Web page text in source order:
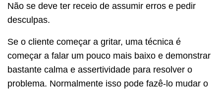
Não se deve ter receio de assumir erros e pedir
desculpas.
Se o cliente começar a gritar, uma técnica é
começar a falar um pouco mais baixo e demonstrar
bastante calma e assertividade para resolver o
problema. Normalmente isso pode fazê-lo mudar o